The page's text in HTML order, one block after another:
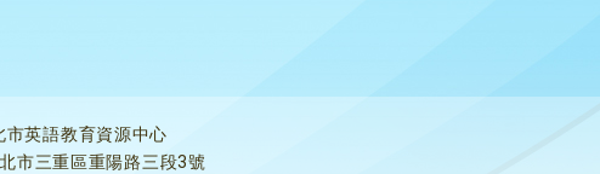
市英語教育資源中心
市三重區重陽路三段3號